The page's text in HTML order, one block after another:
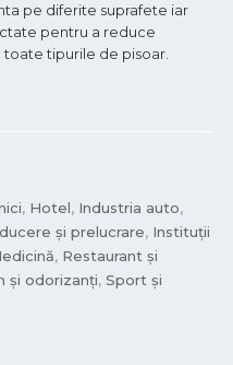
pe diferite suprafete iar
pentru a reduce
tipurile de pisoar.
, Hotel, Industria auto,
și prelucrare, Instituții
, Restaurant și
și odorizanți, Sport și